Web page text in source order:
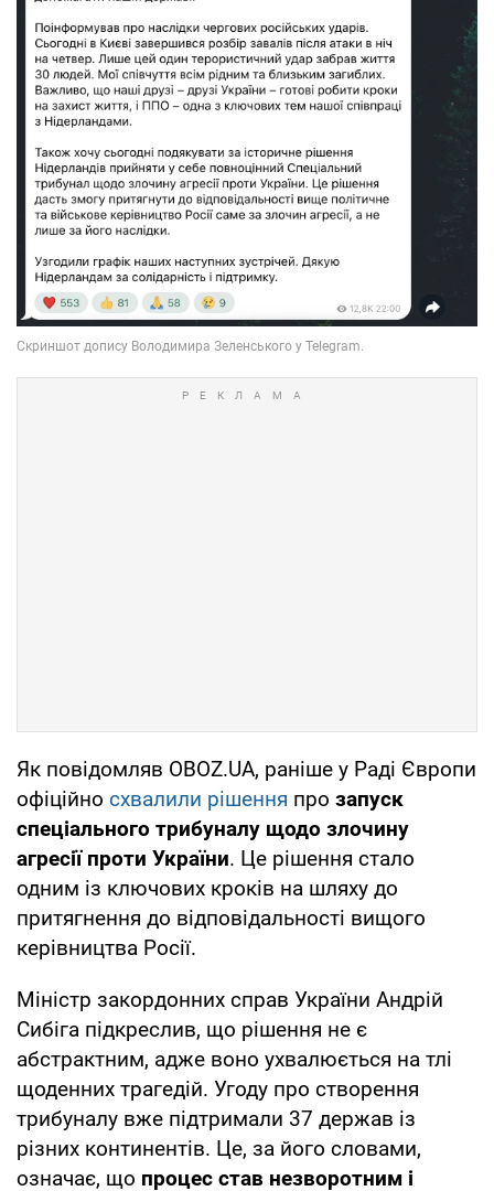
Як повідомляв OBOZ.UA, раніше у Раді Європи
офіційно схвалили рішення про запуск
спеціального трибуналу щодо злочину
агресії проти України. Це рішення стало
одним із ключових кроків на шляху до
притягнення до відповідальності вищого
керівництва Росії.
Міністр закордонних справ України Андрій
Сибіга підкреслив, що рішення не є
абстрактним, адже воно ухвалюється на тлі
щоденних трагедій. Угоду про створення
трибуналу вже підтримали 37 держав із
різних континентів. Це, за його словами,
означає, що процес став незворотним і